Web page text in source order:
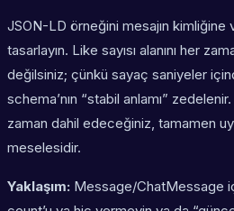
JSON-LD örneğini mesajın kimliğine
tasarlayın. Like sayısı alanını her
değilsiniz; çünkü sayaç saniyeler
schema’nın “stabil anlamı”
zaman dahil edeceğiniz, tamamen
meselesidir.
Yaklaşım: Message/ChatMessage